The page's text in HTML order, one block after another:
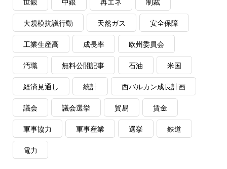
世銀 中銀 再エネ 制裁
大規模抗議行動 天然ガス 安全保障
工業生産高 成長率 欧州委員会
汚職 無料公開記事 石油 米国
経済見通し 統計 西バルカン成長計画
議会 議会選挙 貿易 賃金
軍事協力 軍事産業 選挙 鉄道
電力